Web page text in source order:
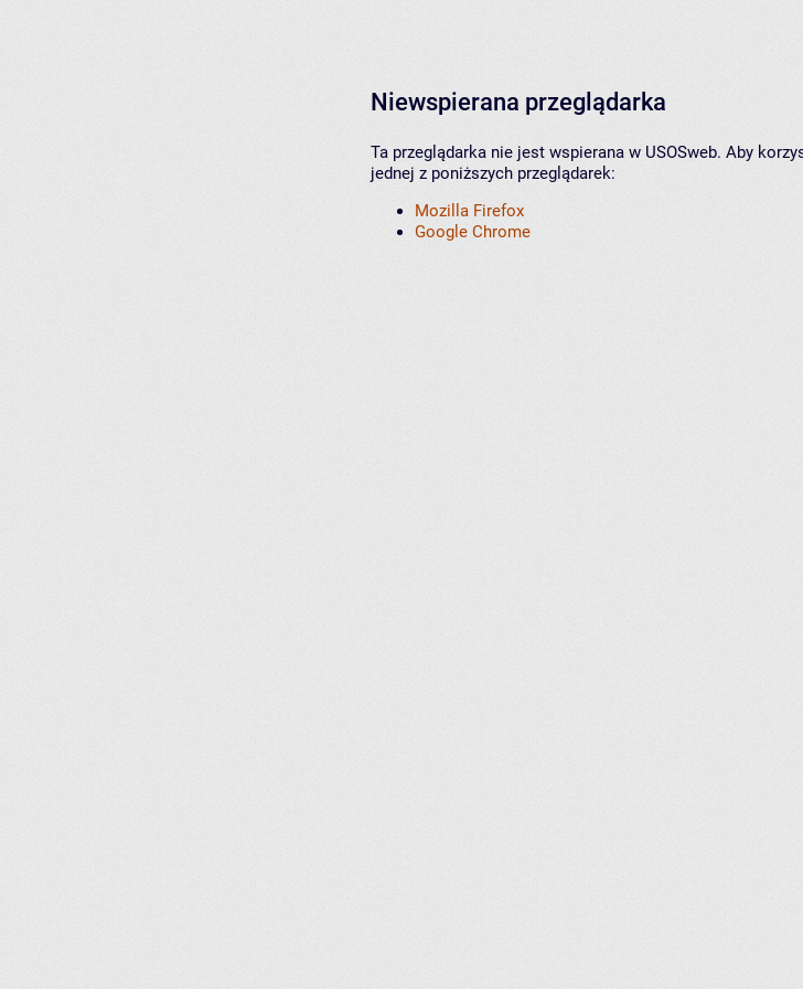
Niewspierana przeglądarka
Ta przeglądarka nie jest wspierana w USOSweb. Aby
jednej z poniższych przeglądarek:
Mozilla Firefox
Google Chrome